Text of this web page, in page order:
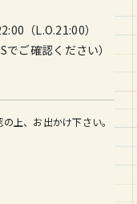
（L.O.21:00）
ご確認ください）
上、お出かけ下さい。